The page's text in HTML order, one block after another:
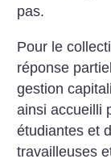
pas.
Pour le
réponse
gestion
ainsi accueilli
étudiantes et
travailleuses